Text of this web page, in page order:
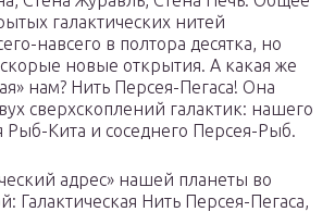
галактических нитей
навсего в полтора десятка, но
новые открытия. А какая же
нам? Нить Персея-Пегаса! Она
сверхскоплений галактик: нашего
Рыб-Кита и соседнего Персея-Рыб.
адрес» нашей планеты во
Галактическая Нить Персея-Пегаса,